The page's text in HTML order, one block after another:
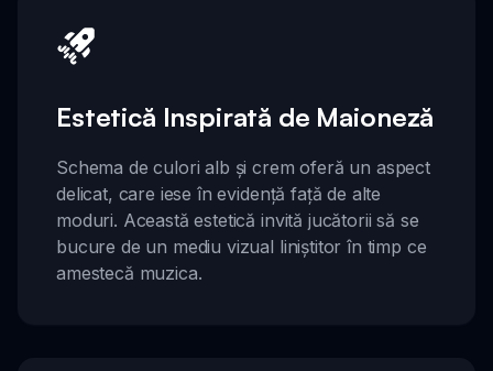
Estetică Inspirată de Maioneză
Schema de culori alb și crem oferă un aspect
delicat, care iese în evidență față de alte
moduri. Această estetică invită jucătorii să se
bucure de un mediu vizual liniștitor în timp ce
amestecă muzica.